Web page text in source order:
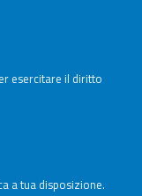
esercitare il diritto
a tua disposizione.